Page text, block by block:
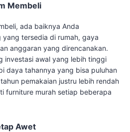
Membeli
ada baiknya Anda
tersedia di rumah, gaya
anggaran yang direncanakan.
investasi awal yang lebih tinggi
daya tahannya yang bisa puluhan
pemakaian justru lebih rendah
furniture murah setiap beberapa
Awet